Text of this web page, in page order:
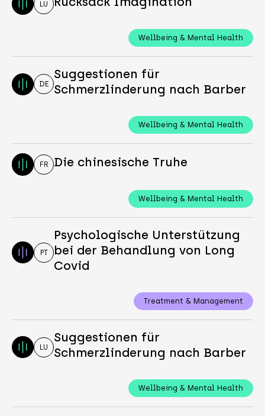
LU
Wellbeing & Mental Health
DE
Suggestionen für
Schmerzlinderung nach Barber
Wellbeing & Mental Health
FR Die chinesische Truhe
Wellbeing & Mental Health
PT
Psychologische Unterstützung
bei der Behandlung von Long
Covid
Treatment & Management
LU
Suggestionen für
Schmerzlinderung nach Barber
Wellbeing & Mental Health